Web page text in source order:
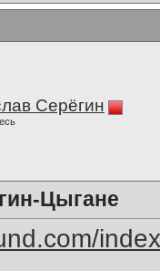
Серёгин
Цыгане